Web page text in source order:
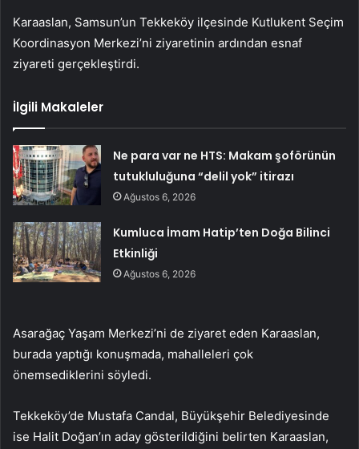
Karaaslan, Samsun’un Tekkeköy ilçesinde Kutlukent Seçim
Koordinasyon Merkezi’ni ziyaretinin ardından esnaf
ziyareti gerçekleştirdi.
İlgili Makaleler
Ne para var ne HTS: Makam şoförünün
tutukluluğuna “delil yok” itirazı
Ağustos 6, 2026
Kumluca İmam Hatip’ten Doğa Bilinci
Etkinliği
Ağustos 6, 2026
Asarağaç Yaşam Merkezi’ni de ziyaret eden Karaaslan,
burada yaptığı konuşmada, mahalleleri çok
önemsediklerini söyledi.
Tekkeköy’de Mustafa Candal, Büyükşehir Belediyesinde
ise Halit Doğan’ın aday gösterildiğini belirten Karaaslan,